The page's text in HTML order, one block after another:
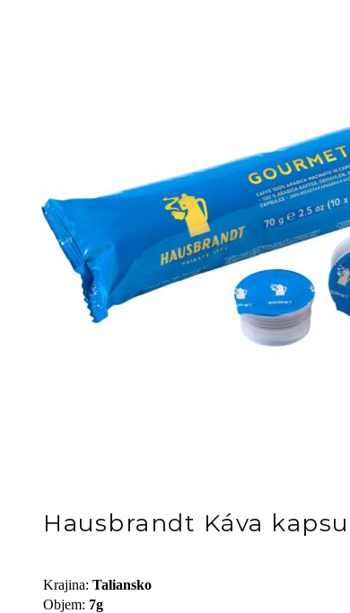
Hausbrandt Káva
Krajina: Taliansko
Objem: 7g